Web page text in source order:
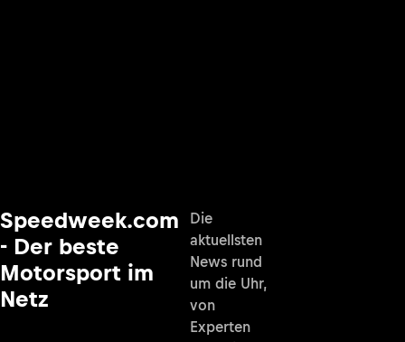
Speedweek.com
- Der beste
Motorsport im
Netz
Die
aktuellsten
News rund
um die Uhr,
von
Experten